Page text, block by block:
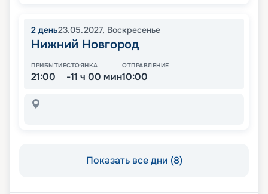
2 день23.05.2027, Воскресенье
Нижний Новгород
ПРИБЫТИЕ
21:00
СТОЯНКА
-11 ч 00 мин
ОТПРАВЛЕНИЕ
10:00
Показать все дни (8)